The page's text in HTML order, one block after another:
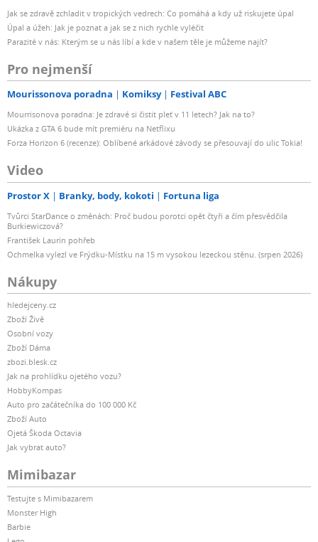
Jak se zdravě zchladit v tropických vedrech: Co pomáhá a kdy už riskujete úpal
Úpal a úžeh: Jak je poznat a jak se z nich rychle vyléčit
Parazité v nás: Kterým se u nás líbí a kde v našem těle je můžeme najít?
Pro nejmenší
Mourissonova poradna Komiksy Festival ABC
Mourrisonova poradna: Je zdravé si čistit pleť v 11 letech? Jak na to?
Ukázka z GTA 6 bude mít premiéru na Netflixu
Forza Horizon 6 (recenze): Oblíbené arkádové závody se přesouvají do ulic Tokia!
Video
Prostor X Branky, body, kokoti Fortuna liga
Tvůrci StarDance o změnách: Proč budou porotci opět čtyři a čím přesvědčila
Burkiewiczová?
František Laurin pohřeb
Ochmelka vylezl ve Frýdku-Místku na 15 m vysokou lezeckou stěnu. (srpen 2026)
Nákupy
hledejceny.cz
Zboží Živě
Osobní vozy
Zboží Dáma
zbozi.blesk.cz
Jak na prohlídku ojetého vozu?
HobbyKompas
Auto pro začátečníka do 100 000 Kč
Zboží Auto
Ojetá Škoda Octavia
Jak vybrat auto?
Mimibazar
Testujte s Mimibazarem
Monster High
Barbie